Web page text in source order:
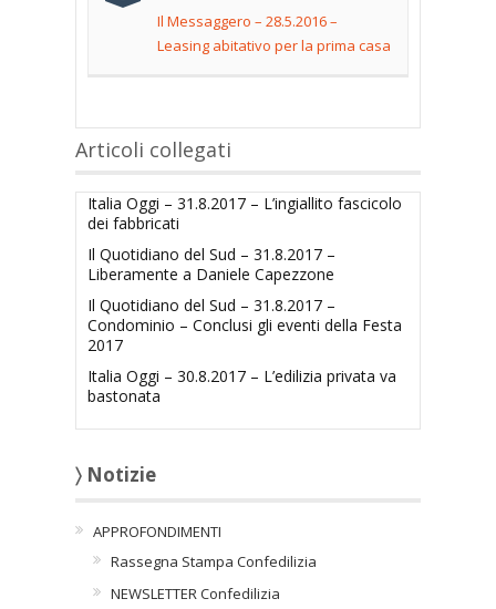
Il Messaggero – 28.5.2016 –
Leasing abitativo per la prima casa
Articoli collegati
Italia Oggi – 31.8.2017 – L’ingiallito fascicolo
dei fabbricati
Il Quotidiano del Sud – 31.8.2017 –
Liberamente a Daniele Capezzone
Il Quotidiano del Sud – 31.8.2017 –
Condominio – Conclusi gli eventi della Festa
2017
Italia Oggi – 30.8.2017 – L’edilizia privata va
bastonata
〉 Notizie
APPROFONDIMENTI
Rassegna Stampa Confedilizia
NEWSLETTER Confedilizia